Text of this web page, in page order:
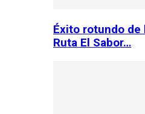
Éxito rotundo de
Ruta El Sabor…